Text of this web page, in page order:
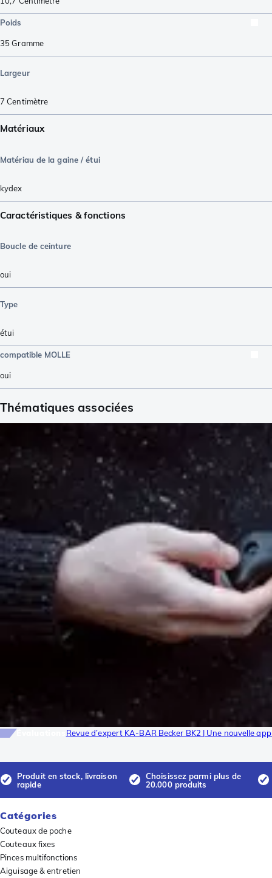
Poids
35Gramme
Largeur
7 Centimètre
Matériaux
Matériau de la gaine / étui
kydex
Caractéristiques & fonctions
Boucle de ceinture
oui
Type
étui
compatible MOLLE
oui
Thématiques associées
Revue d’expert KA-BAR Becker BK2 | Une nouvelle
Produit en stock, livraison
rapide
Choisissez parmi plus de
20.000 produits
Catégories
Couteaux de poche
Couteaux fixes
Pinces multifonctions
Aiguisage & entretien